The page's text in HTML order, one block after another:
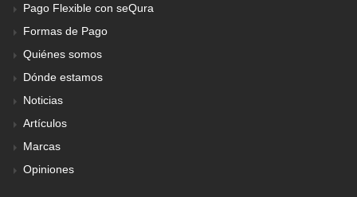
Pago Flexible con seQura
Formas de Pago
Quiénes somos
Dónde estamos
Noticias
Artículos
Marcas
Opiniones